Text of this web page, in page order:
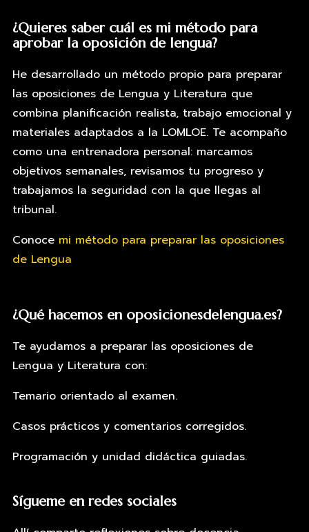
¿Quieres saber cuál es mi método para
aprobar la oposición de lengua?
He desarrollado un método propio para preparar
las oposiciones de Lengua y Literatura que
combina planificación realista, trabajo emocional y
materiales adaptados a la LOMLOE. Te acompaño
como una entrenadora personal: marcamos
objetivos semanales, revisamos tu progreso y
trabajamos la seguridad con la que llegas al
tribunal.
Conoce mi método para preparar las oposiciones
de Lengua
¿Qué hacemos en oposicionesdelengua.es?
Te ayudamos a preparar las oposiciones de
Lengua y Literatura con:
Temario orientado al examen.
Casos prácticos y comentarios corregidos.
Programación y unidad didáctica guiadas.
Sígueme en redes sociales